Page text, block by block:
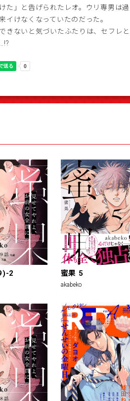
た」と告げられたレオ。ウリ専男は過
イけなくなっていたのだった。
きないと気づいたふたりは、セフレと
2 蜜果 5
akabeko